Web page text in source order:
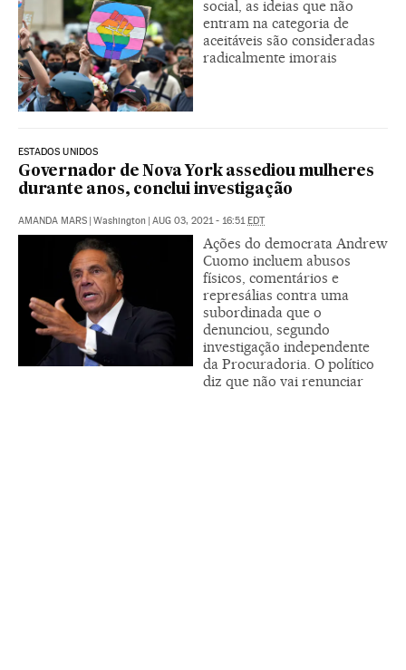
social, as ideias que não
entram na categoria de
aceitáveis são consideradas
radicalmente imorais
ESTADOS UNIDOS
Governador de Nova York assediou mulheres
durante anos, conclui investigação
AMANDA MARS | Washington | AUG 03, 2021 - 16:51EDT
Ações do democrata Andrew
Cuomo incluem abusos
físicos, comentários e
represálias contra uma
subordinada que o
denunciou, segundo
investigação independente
da Procuradoria. O político
diz que não vai renunciar